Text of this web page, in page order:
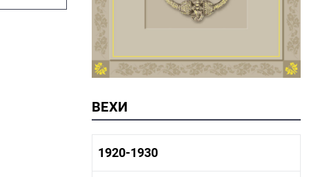
ВЕХИ
1920-1930